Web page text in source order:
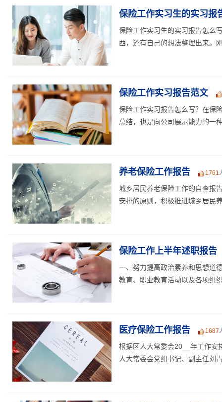
保险工作实习生的实习报
保险工作实习生的实习报告怎么
西，还有自己的想法整理出来。
保险工作实习报告范文
保险工作实习报告怎么写？在保
总结，也是向公司展示能力的一
养老保险工作报告 1761
城乡居民养老保险工作的自查报
安排的原则，积极推进城乡居民
保险工作上半年述职报告
一、努力提高政治素养和思想道
教育、职业教育活动以及各项组
医疗保险工作报告 1687
根据区人大常委会20__年工作安
人大常委会党组书记、副主任刘